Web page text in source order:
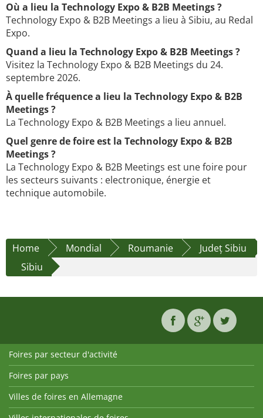
Où a lieu la Technology Expo & B2B Meetings ?
Technology Expo & B2B Meetings a lieu à Sibiu, au Redal
Expo.
Quand a lieu la Technology Expo & B2B Meetings ?
Visitez la Technology Expo & B2B Meetings du 24.
septembre 2026.
À quelle fréquence a lieu la Technology Expo & B2B
Meetings ?
La Technology Expo & B2B Meetings a lieu annuel.
Quel genre de foire est la Technology Expo & B2B
Meetings ?
La Technology Expo & B2B Meetings est une foire pour
les secteurs suivants : electronique, énergie et
technique automobile.
Home Mondial Roumanie
Județ Sibiu
Sibiu
Foires par secteur d'activité
Foires par pays
Villes de foires en Allemagne